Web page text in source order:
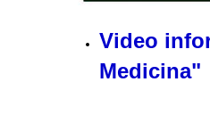
Video
Medicina"